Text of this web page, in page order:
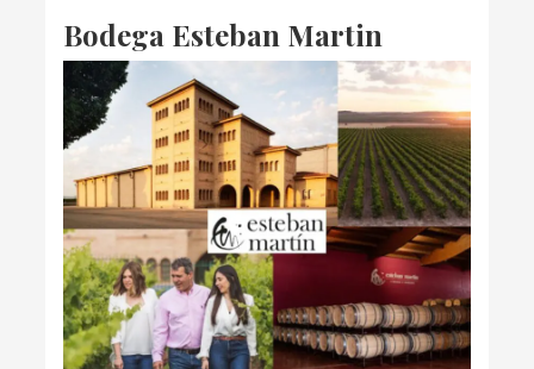
Bodega Esteban Martin